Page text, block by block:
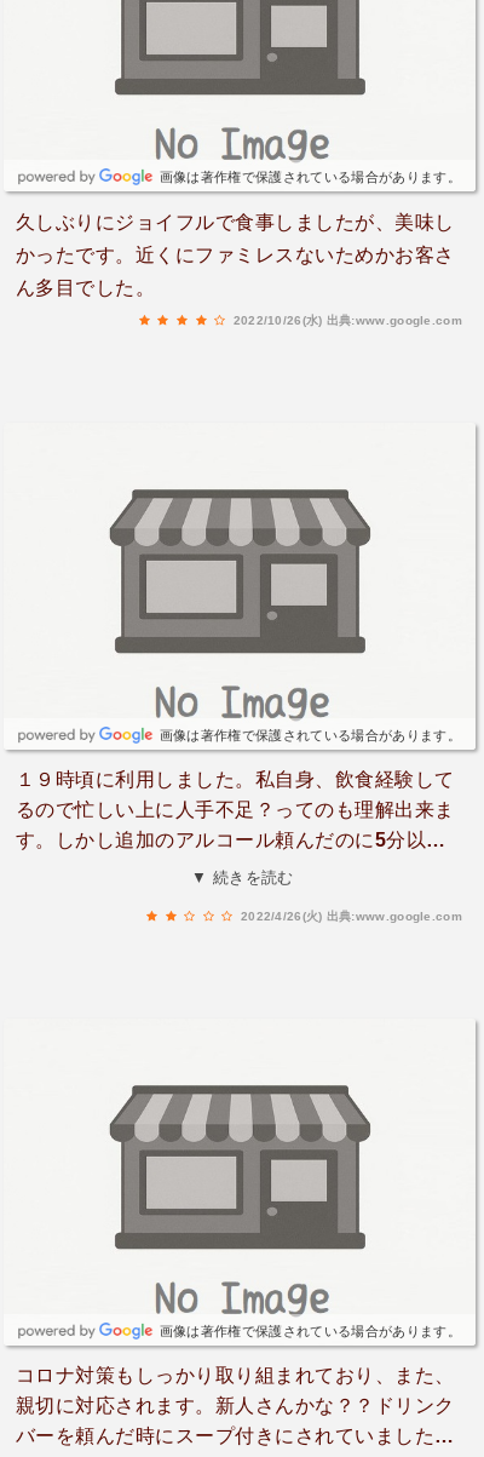
画像は著作権で保護されている場合があります。
久しぶりにジョイフルで食事しましたが、美味し
かったです。近くにファミレスないためかお客さ
ん多目でした。
2022/10/26(水) 出典:www.google.com
画像は著作権で保護されている場合があります。
１９時頃に利用しました。私自身、飲食経験して
るので忙しい上に人手不足？ってのも理解出来ま
す。しかし追加のアルコール頼んだのに5分以上
も来ないとか有り得ない。見てたら何回かデザー
▼ 続きを読む
2022/4/26(火) 出典:www.google.com
画像は著作権で保護されている場合があります。
コロナ対策もしっかり取り組まれており、また、
親切に対応されます。新人さんかな？？ドリンク
バーを頼んだ時にスープ付きにされていましたが